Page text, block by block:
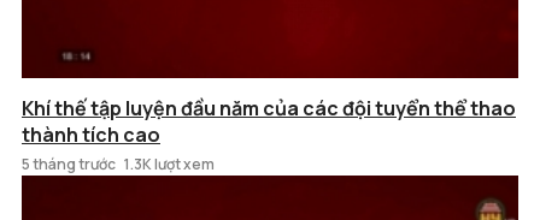
Khí thế tập luyện đầu năm của các đội tuyển thể thao
thành tích cao
5 tháng trước 1.3K lượt xem